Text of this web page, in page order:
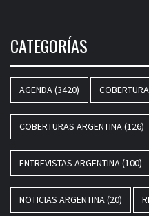
CATEGORÍAS
AGENDA(3420)
COBERTURAS ARGENTINA(126)
ENTREVISTAS ARGENTINA(100)
NOTICIAS ARGENTINA(20)